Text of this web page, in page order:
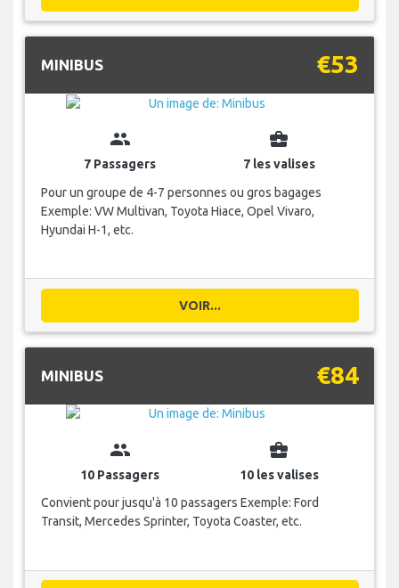
MINIBUS €53
group
7 Passagers
business_center
7 les valises
Pour un groupe de 4-7 personnes ou gros bagages
Exemple: VW Multivan, Toyota Hiace, Opel Vivaro,
Hyundai H-1, etc.
VOIR...
MINIBUS €84
group
10 Passagers
business_center
10 les valises
Convient pour jusqu'à 10 passagers Exemple: Ford
Transit, Mercedes Sprinter, Toyota Coaster, etc.